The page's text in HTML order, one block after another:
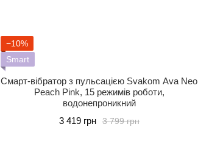
−10%
Smart
Смарт-вібратор з пульсацією Svakom Ava Neo
Peach Pink, 15 режимів роботи,
водонепроникний
3 799 грн
3 419 грн